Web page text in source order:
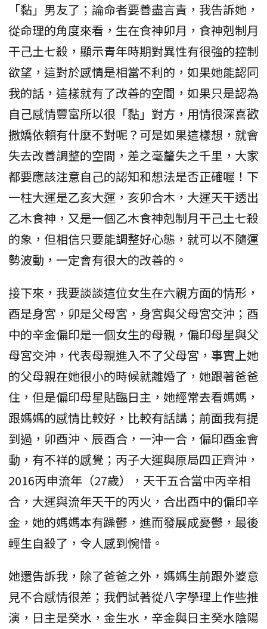
「黏」男友了；論命者要善盡言責，我告訴她，
從命理的角度來看，生在食神卯月，食神剋制月
干己土七殺，顯示青年時期對異性有很強的控制
欲望，這對於感情是相當不利的，如果她能認同
我的話，這樣就有了改善的空間，如果只是認為
自己感情豐富所以很「黏」對方，用情很深喜歡
撒嬌依賴有什麼不對呢？可是如果這樣想，就會
失去改善調整的空間，差之毫釐失之千里，大家
都要應該注意自己的認知和想法是否正確喔！下
一柱大運是乙亥大運，亥卯合木，大運天干透出
乙木食神，又是一個乙木食神剋制月干己土七殺
的象，但相信只要能調整好心態，就可以不隨運
勢波動，一定會有很大的改善的。
接下來，我要談談這位女生在六親方面的情形，
酉是身宮，卯是父母宮，身宮與父母宮交沖；酉
中的辛金偏印是一個女生的母親，偏印母星與父
母宮交沖，代表母親進入不了父母宮，事實上她
的父母親在她很小的時候就離婚了，她跟著爸爸
住，但是偏印母星貼臨日主，她經常去看媽媽，
跟媽媽的感情比較好，比較有話講；前面我有提
到過，卯酉沖、辰酉合，一沖一合，偏印酉金會
動，有不祥的感覺；丙子大運與原局四正齊沖，
2016丙申流年（27歲），天干五合當中丙辛相
合，大運與流年天干的丙火，合出酉中的偏印辛
金，她的媽媽本有躁鬱，進而發展成憂鬱，最後
輕生自殺了，令人感到惋惜。
她還告訴我，除了爸爸之外，媽媽生前跟外婆意
見不合感情很差；我們試著從八字學理上作些推
演，日主是癸水，金生水，辛金與日主癸水陰陽